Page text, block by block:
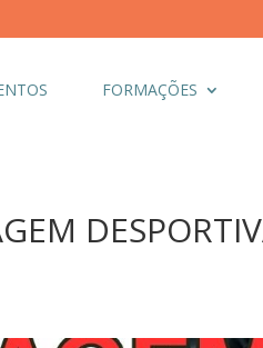
FORMAÇÕES